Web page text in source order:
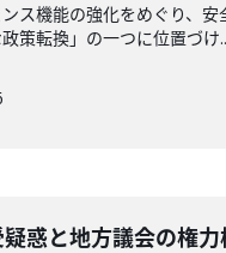
ス機能の強化をめぐり、
策転換」の一つに位置づけ
疑惑と地方議会の権